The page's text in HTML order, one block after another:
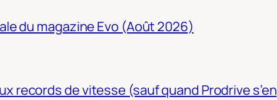
du magazine Evo (Août 2026)
records de vitesse (sauf quand Prodrive s’en